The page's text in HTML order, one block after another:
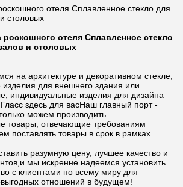
отеля Сплавленное стекло для
столовых
роскошного отеля Сплавленное стекло
и столовых
на архитектуре и декоративном стекле,
изделия для внешнего здания или
индивидуальные изделия для дизайна
здесь для васНаш главный порт -
можем производить
товары, отвечающие требованиям
поставлять товары в срок в рамках
разумную цену, лучшее качество и
мы искренне надеемся установить
с клиентами по всему миру для
отношений в будущем!